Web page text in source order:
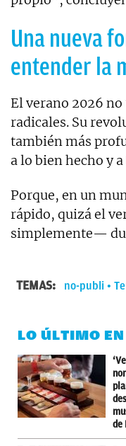
Una nueva
entender la
El verano 2026
radicales. Su
también más
a lo bien hecho y
Porque, en un
rápido, quizá el
simplemente—
TEMAS: no-publi
LO ÚLTIMO
de